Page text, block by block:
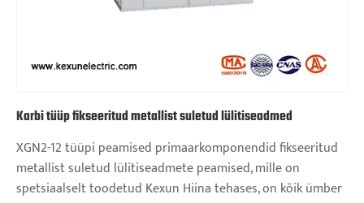
Karbi tüüp fikseeritud metallist suletud lülitiseadmed
XGN2-12 tüüpi peamised primaarkomponendid fikseeritud
metallist suletud lülitiseadmete peamised, mille on
spetsiaalselt toodetud Kexun Hiina tehases, on kõik ümber